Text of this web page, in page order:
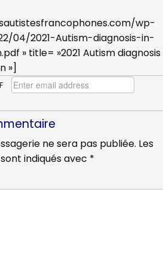
wp-
04/2021-Autism-diagnosis-in-
» title= »2021 Autism diagnosis
»]
ne sera pas publiée. Les
indiqués avec *